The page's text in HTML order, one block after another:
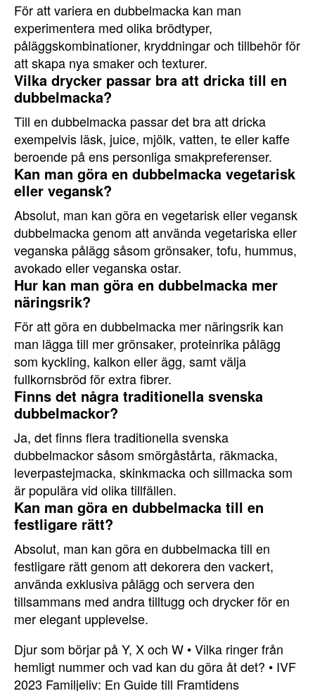
För att variera en dubbelmacka kan man
experimentera med olika brödtyper,
påläggskombinationer, kryddningar och tillbehör för
att skapa nya smaker och texturer.
Vilka drycker passar bra att dricka till en
dubbelmacka?
Till en dubbelmacka passar det bra att dricka
exempelvis läsk, juice, mjölk, vatten, te eller kaffe
beroende på ens personliga smakpreferenser.
Kan man göra en dubbelmacka vegetarisk
eller vegansk?
Absolut, man kan göra en vegetarisk eller vegansk
dubbelmacka genom att använda vegetariska eller
veganska pålägg såsom grönsaker, tofu, hummus,
avokado eller veganska ostar.
Hur kan man göra en dubbelmacka mer
näringsrik?
För att göra en dubbelmacka mer näringsrik kan
man lägga till mer grönsaker, proteinrika pålägg
som kyckling, kalkon eller ägg, samt välja
fullkornsbröd för extra fibrer.
Finns det några traditionella svenska
dubbelmackor?
Ja, det finns flera traditionella svenska
dubbelmackor såsom smörgåstårta, räkmacka,
leverpastejmacka, skinkmacka och sillmacka som
är populära vid olika tillfällen.
Kan man göra en dubbelmacka till en
festligare rätt?
Absolut, man kan göra en dubbelmacka till en
festligare rätt genom att dekorera den vackert,
använda exklusiva pålägg och servera den
tillsammans med andra tilltugg och drycker för en
mer elegant upplevelse.
Djur som börjar på Y, X och W •Vilka ringer från
hemligt nummer och vad kan du göra åt det? • IVF
2023 Familjeliv: En Guide till Framtidens